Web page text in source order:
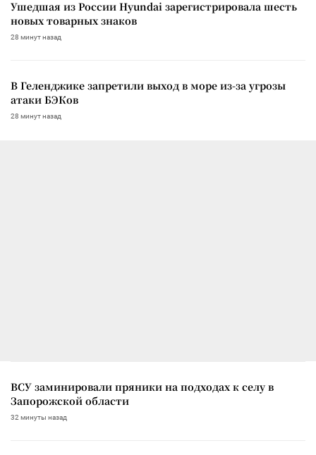
Ушедшая из России Hyundai зарегистрировала шесть
новых товарных знаков
28 минут назад
В Геленджике запретили выход в море из-за угрозы
атаки БЭКов
28 минут назад
ВСУ заминировали пряники на подходах к селу в
Запорожской области
32 минуты назад